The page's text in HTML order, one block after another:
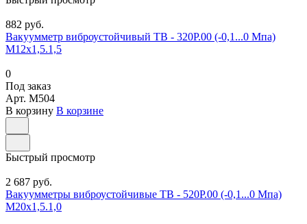
882 руб.
Вакуумметр виброустойчивый ТВ - 320Р.00 (-0,1...0 Мпа)
М12х1,5.1,5
0
Под заказ
Арт. M504
В корзину В корзине
Быстрый просмотр
2 687 руб.
Вакуумметры виброустойчивые ТВ - 520Р.00 (-0,1...0 Мпа)
М20х1,5.1,0